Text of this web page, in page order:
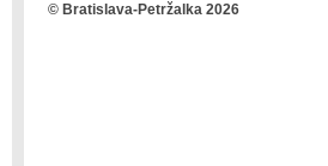
© Bratislava-Petržalka 2026